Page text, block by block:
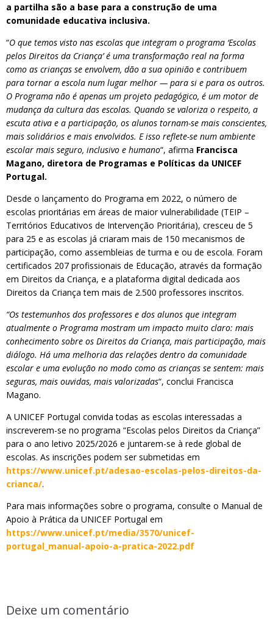
a partilha são a base para a construção de uma
comunidade educativa inclusiva.
“O que temos visto nas escolas que integram o programa ‘Escolas
pelos Direitos da Criança’ é uma transformação real na forma
como as crianças se envolvem, dão a sua opinião e contribuem
para tornar a escola num lugar melhor — para si e para os outros.
O Programa não é apenas um projeto pedagógico, é um motor de
mudança da cultura das escolas. Quando se valoriza o respeito, a
escuta ativa e a participação, os alunos tornam-se mais conscientes,
mais solidários e mais envolvidos. E isso reflete-se num ambiente
escolar mais seguro, inclusivo e humano“, afirma Francisca
Magano, diretora de Programas e Políticas da UNICEF
Portugal.
Desde o lançamento do Programa em 2022, o número de
escolas prioritárias em áreas de maior vulnerabilidade (TEIP –
Territórios Educativos de Intervenção Prioritária), cresceu de 5
para 25 e as escolas já criaram mais de 150 mecanismos de
participação, como assembleias de turma e ou de escola. Foram
certificados 207 profissionais de Educação, através da formação
em Direitos da Criança, e a plataforma digital dedicada aos
Direitos da Criança tem mais de 2.500 professores inscritos.
“Os testemunhos dos professores e dos alunos que integram
atualmente o Programa mostram um impacto muito claro: mais
conhecimento sobre os Direitos da Criança, mais participação, mais
diálogo. Há uma melhoria das relações dentro da comunidade
escolar e uma evolução no modo como as crianças se sentem: mais
seguras, mais ouvidas, mais valorizadas“, conclui Francisca
Magano.
A UNICEF Portugal convida todas as escolas interessadas a
inscreverem-se no programa “Escolas pelos Direitos da Criança”
para o ano letivo 2025/2026 e juntarem-se à rede global de
escolas. As inscrições podem ser submetidas em
https://www.unicef.pt/adesao-escolas-pelos-direitos-da-
crianca/.
Para mais informações sobre o programa, consulte o Manual de
Apoio à Prática da UNICEF Portugal em
https://www.unicef.pt/media/3570/unicef-
portugal_manual-apoio-a-pratica-2022.pdf
Deixe um comentário